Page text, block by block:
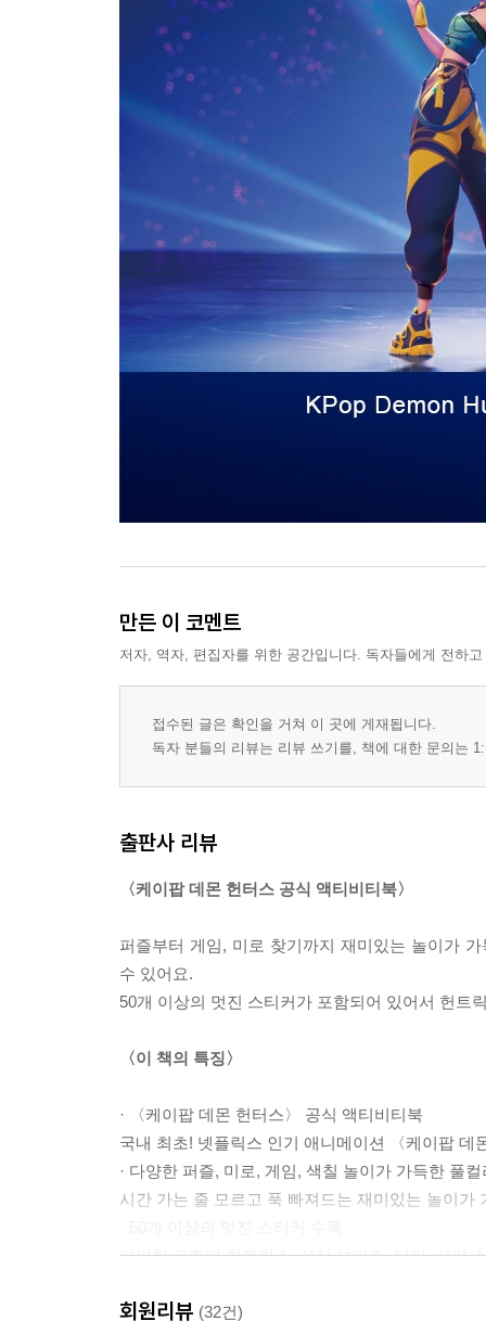
만든 이 코멘트
저자, 역자, 편집자를 위한 공간입니다. 독자들에게 전하
접수된 글은 확인을 거쳐 이 곳에 게재됩니다.
독자 분들의 리뷰는 리뷰 쓰기를, 책에 대한 문의는
출판사 리뷰
〈케이팝 데몬 헌터스 공식 액티비티북〉
퍼즐부터 게임, 미로 찾기까지 재미있는 놀이가
수 있어요.
50개 이상의 멋진 스티커가 포함되어 있어서 헌트
〈이 책의 특징〉
· 〈케이팝 데몬 헌터스〉 공식 액티비티북
국내 최초! 넷플릭스 인기 애니메이션 〈케이팝
· 다양한 퍼즐, 미로, 게임, 색칠 놀이가 가득한 풀
시간 가는 줄 모르고 푹 빠져드는 재미있는 놀이
다양한 포즈의 헌트릭스, 사자 보이즈, 더피, 서씨
〈 글자 퍼즐과 가로세로 낱말 퍼즐을 풀며 〈케
회원리뷰 (32건)